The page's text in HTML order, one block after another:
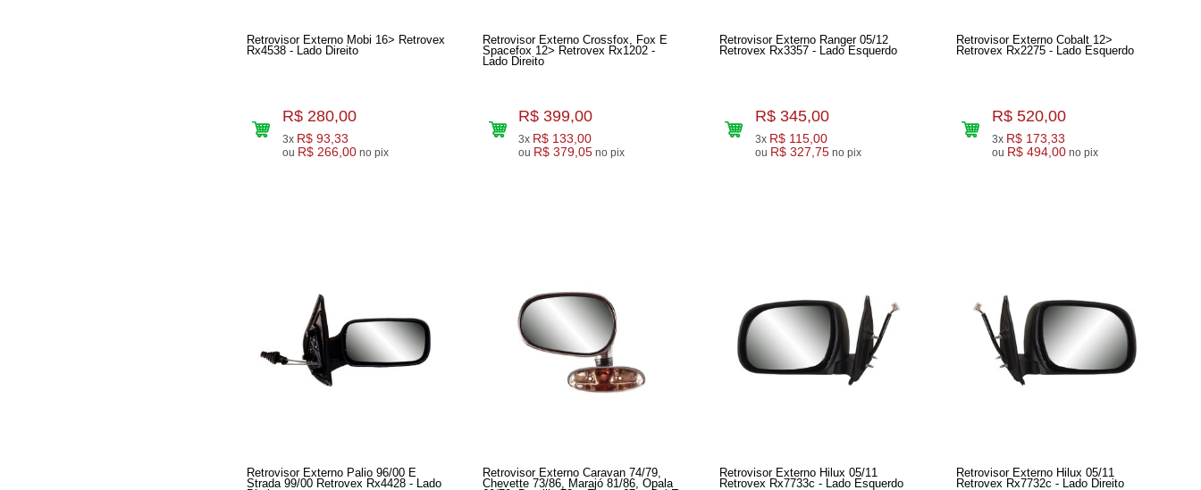
Retrovisor Externo Mobi 16> Retrovex
Rx4538 - Lado Direito
R$ 280,00
3x R$ 93,33
ou R$ 266,00 no pix
Retrovisor Externo Crossfox, Fox E
Spacefox 12> Retrovex Rx1202 -
Lado Direito
R$ 399,00
3x R$ 133,00
ou R$ 379,05 no pix
Retrovisor Externo Ranger 05/12
Retrovex Rx3357 - Lado Esquerdo
R$ 345,00
3x R$ 115,00
ou R$ 327,75 no pix
Retrovisor Externo Cobalt 12>
Retrovex Rx2275 - Lado Esquerdo
R$ 520,00
3x R$ 173,33
ou R$ 494,00 no pix
Retrovisor Externo Palio 96/00 E
Strada 99/00 Retrovex Rx4428 - Lado
Retrovisor Externo Caravan 74/79,
Chevette 73/86, Marajó 81/86, Opala
Retrovisor Externo Hilux 05/11
Retrovex Rx7733c - Lado Esquerdo
Retrovisor Externo Hilux 05/11
Retrovex Rx7732c - Lado Direito